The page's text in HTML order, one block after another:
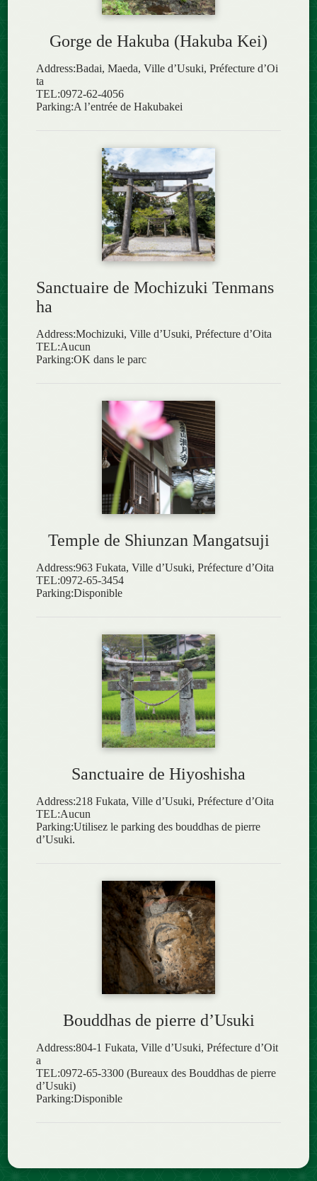
Gorge de Hakuba (Hakuba Kei)
Address:Badai, Maeda, Ville d’Usuki, Préfecture d’Oi
ta
TEL:0972-62-4056
Parking:A l’entrée de Hakubakei
Sanctuaire de Mochizuki Tenmans
ha
Address:Mochizuki, Ville d’Usuki, Préfecture d’Oita
TEL:Aucun
Parking:OK dans le parc
Temple de Shiunzan Mangatsuji
Address:963 Fukata, Ville d’Usuki, Préfecture d’Oita
TEL:0972-65-3454
Parking:Disponible
Sanctuaire de Hiyoshisha
Address:218 Fukata, Ville d’Usuki, Préfecture d’Oita
TEL:Aucun
Parking:Utilisez le parking des bouddhas de pierre
d’Usuki.
Bouddhas de pierre d’Usuki
Address:804-1 Fukata, Ville d’Usuki, Préfecture d’Oit
a
TEL:0972-65-3300 (Bureaux des Bouddhas de pierre
d’Usuki)
Parking:Disponible